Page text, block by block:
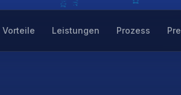
Vorteile Leistungen Prozess